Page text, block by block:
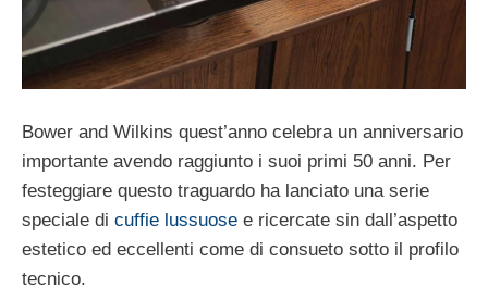
Bower and Wilkins quest’anno celebra un anniversario
importante avendo raggiunto i suoi primi 50 anni. Per
festeggiare questo traguardo ha lanciato una serie
speciale di cuffie lussuose e ricercate sin dall’aspetto
estetico ed eccellenti come di consueto sotto il profilo
tecnico.